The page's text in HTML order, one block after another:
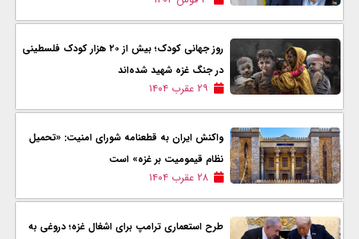
روز جهانی کودک؛ بیش از ۲۰ هزار کودک فلسطینی
در جنگ غزه شهيد شده‌اند
۲۹ عقرب ۱۴۰۴
واکنش ایران به قطعنامه شورای امنیت: «تحمیل
نظام قیمومیت بر غزه» است
۲۸ عقرب ۱۴۰۴
طرح استعماری ترامپ برای اشغال غزه؛ دروغی به